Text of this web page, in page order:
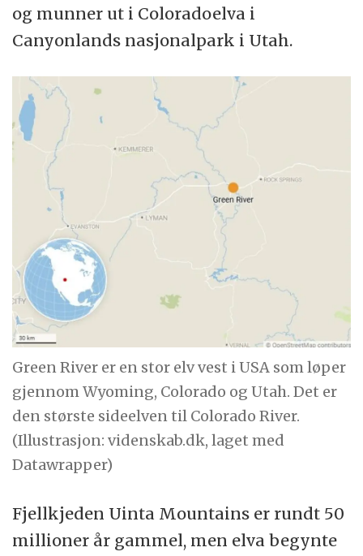
og munner ut i Coloradoelva i
Canyonlands nasjonalpark i Utah.
Green River er en stor elv vest i USA som løper
gjennom Wyoming, Colorado og Utah. Det er
den største sideelven til Colorado River.
(Illustrasjon: videnskab.dk, laget med
Datawrapper)
Fjellkjeden Uinta Mountains er rundt 50
millioner år gammel, men elva begynte